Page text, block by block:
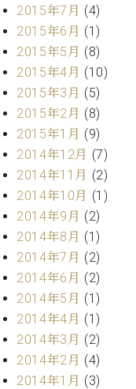
2015年7月 (4)
2015年6月 (1)
2015年5月 (8)
2015年4月 (10)
2015年3月 (5)
2015年2月 (8)
2015年1月 (9)
2014年12月 (7)
2014年11月 (2)
2014年10月 (1)
2014年9月 (2)
2014年8月 (1)
2014年7月 (2)
2014年6月 (2)
2014年5月 (1)
2014年4月 (1)
2014年3月 (2)
2014年2月 (4)
2014年1月 (3)